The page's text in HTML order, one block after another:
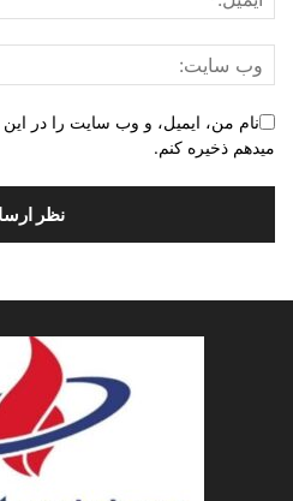
نام من، ایمیل، و وب سایت را در این
میدهم ذخیره کنم.